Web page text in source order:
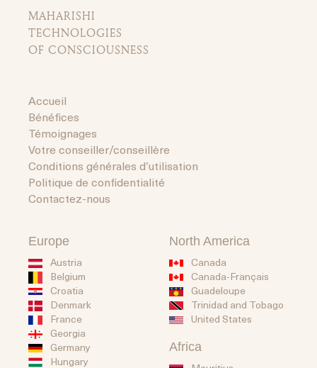
MAHARISHI
TECHNOLOGIES
OF CONSCIOUSNESS
Accueil
Bénéfices
Témoignages
Votre conseiller/conseillère
Conditions générales d’utilisation
Politique de confidentialité
Contactez-nous
Europe
Austria
Belgium
Croatia
Denmark
France
Georgia
Germany
Hungary
North America
Canada
Canada-Français
Guadeloupe
Trinidad and Tobago
United States
Africa